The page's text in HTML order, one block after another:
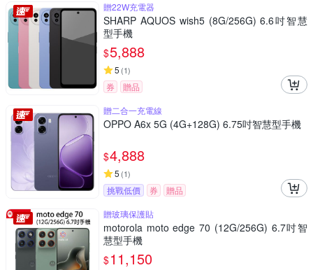
贈22W充電器
SHARP AQUOS wish5 (8G/256G) 6.6吋智慧
型手機
$5,888
5 (1)
券
贈品
贈二合一充電線
OPPO A6x 5G (4G+128G) 6.75吋智慧型手機
$4,888
5 (1)
挑戰低價 券
贈品
贈玻璃保護貼
motorola moto edge 70 (12G/256G) 6.7吋智
慧型手機
$11,150